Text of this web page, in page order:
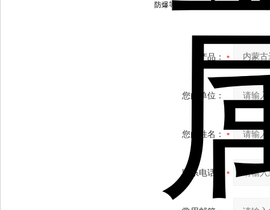
防爆等级
产品：
您的单位：
您的姓名：
联系电话：